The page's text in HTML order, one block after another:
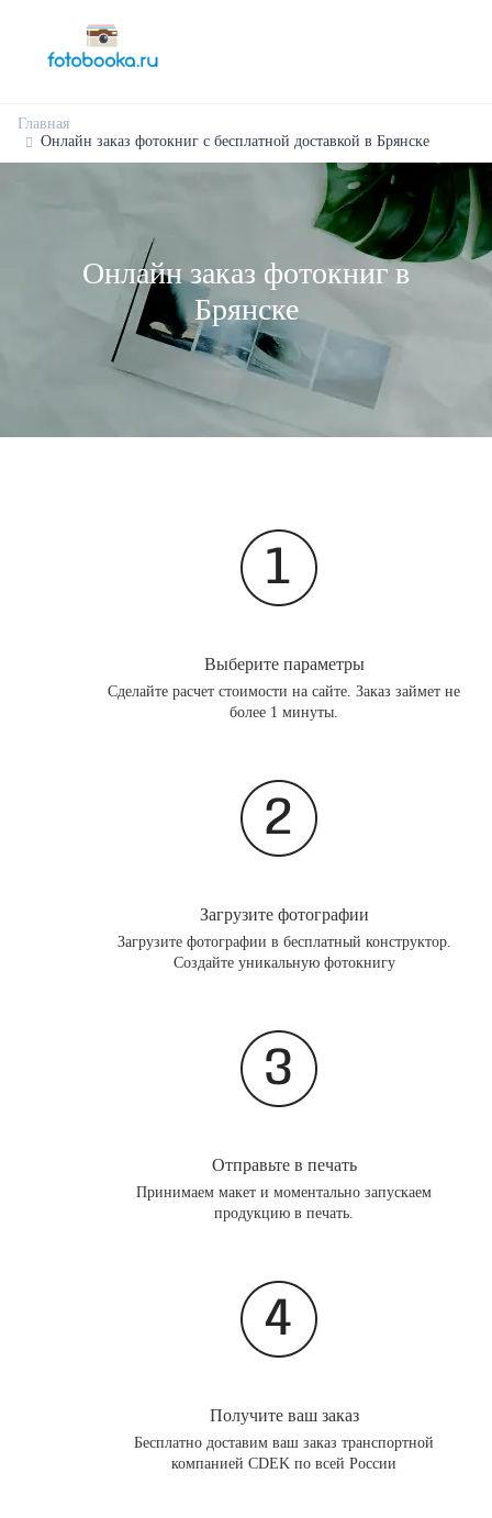
Главная
Онлайн заказ фотокниг с бесплатной доставкой в Брянске
Онлайн заказ фотокниг в
Брянске
Выберите параметры
Сделайте расчет стоимости на сайте. Заказ займет не
более 1 минуты.
Загрузите фотографии
Загрузите фотографии в бесплатный конструктор.
Создайте уникальную фотокнигу
Отправьте в печать
Принимаем макет и моментально запускаем
продукцию в печать.
Получите ваш заказ
Бесплатно доставим ваш заказ транспортной
компанией CDEK по всей России